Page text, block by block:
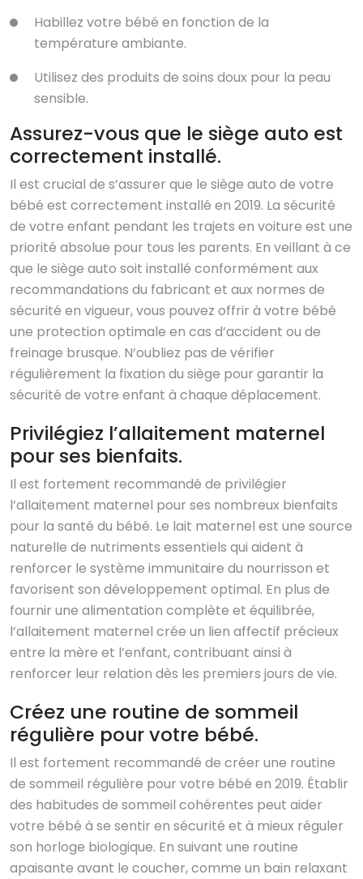
Habillez votre bébé en fonction de la
température ambiante.
Utilisez des produits de soins doux pour la peau
sensible.
Assurez-vous que le siège auto est
correctement installé.
Il est crucial de s’assurer que le siège auto de votre
bébé est correctement installé en 2019. La sécurité
de votre enfant pendant les trajets en voiture est une
priorité absolue pour tous les parents. En veillant à ce
que le siège auto soit installé conformément aux
recommandations du fabricant et aux normes de
sécurité en vigueur, vous pouvez offrir à votre bébé
une protection optimale en cas d’accident ou de
freinage brusque. N’oubliez pas de vérifier
régulièrement la fixation du siège pour garantir la
sécurité de votre enfant à chaque déplacement.
Privilégiez l’allaitement maternel
pour ses bienfaits.
Il est fortement recommandé de privilégier
l’allaitement maternel pour ses nombreux bienfaits
pour la santé du bébé. Le lait maternel est une source
naturelle de nutriments essentiels qui aident à
renforcer le système immunitaire du nourrisson et
favorisent son développement optimal. En plus de
fournir une alimentation complète et équilibrée,
l’allaitement maternel crée un lien affectif précieux
entre la mère et l’enfant, contribuant ainsi à
renforcer leur relation dès les premiers jours de vie.
Créez une routine de sommeil
régulière pour votre bébé.
Il est fortement recommandé de créer une routine
de sommeil régulière pour votre bébé en 2019. Établir
des habitudes de sommeil cohérentes peut aider
votre bébé à se sentir en sécurité et à mieux réguler
son horloge biologique. En suivant une routine
apaisante avant le coucher, comme un bain relaxant